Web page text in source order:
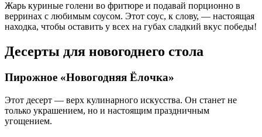
Жарь куриные голени во фритюре и подавай порционно в
верринах с любимым соусом. Этот соус, к слову, — настоящая
находка, чтобы оставить у всех на губах сладкий вкус победы!
Десерты для новогоднего стола
Пирожное «Новогодняя Ёлочка»
Этот десерт — верх кулинарного искусства. Он станет не
только украшением, но и настоящим праздничным
угощением.